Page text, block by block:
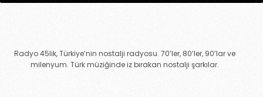
Radyo 45lik, Türkiye’nin nostalji radyosu. 70’ler, 80’ler, 90’lar ve
milenyum. Türk müziğinde iz bırakan nostalji şarkılar.